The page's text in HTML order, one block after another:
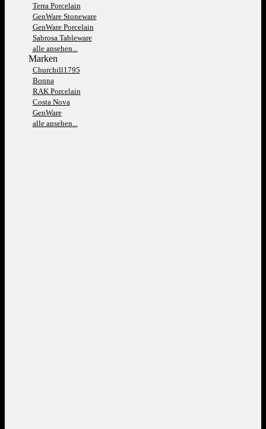
Terra Porcelain
GenWare Stoneware
GenWare Porcelain
Sabrosa Tableware
alle ansehen...
Marken
Churchill1795
Bonna
RAK Porcelain
Costa Nova
GenWare
alle ansehen...